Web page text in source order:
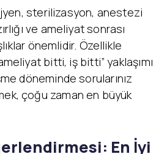
sterilizasyon, anestezi
ve ameliyat sonrası
önemlidir. Özellikle
bitti, iş bitti” yaklaşımı
döneminde sorularınız
çoğu zaman en büyük
En İyi